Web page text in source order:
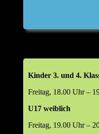
Kinder 3. und 4.
Freitag, 18.00 Uhr –
U17 weiblich
Freitag, 19.00 Uhr –